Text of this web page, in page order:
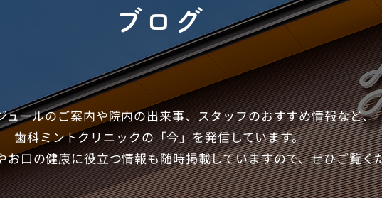
ブログ
ュールのご案内や院内の出来事、スタッフのおすすめ情報など、
歯科ミントクリニックの「今」を発信しています。
お口の健康に役立つ情報も随時掲載していますので、ぜひご覧く